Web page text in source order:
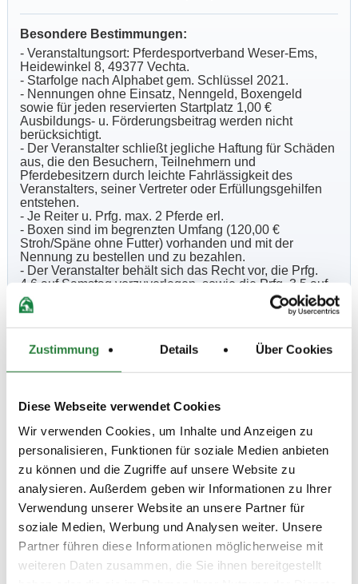
Zustimmung Details Über Cookies
Diese Webseite verwendet Cookies
Wir verwenden Cookies, um Inhalte und Anzeigen zu
personalisieren, Funktionen für soziale Medien anbieten
zu können und die Zugriffe auf unsere Website zu
analysieren. Außerdem geben wir Informationen zu Ihrer
Verwendung unserer Website an unsere Partner für
soziale Medien, Werbung und Analysen weiter. Unsere
Partner führen diese Informationen möglicherweise mit
weiteren Daten zusammen, die Sie ihnen bereitgestellt
Besondere Bestimmungen:
- Veranstaltungsort: Pferdesportverband Weser-Ems,
Heidewinkel 8, 49377 Vechta.
- Starfolge nach Alphabet gem. Schlüssel 2021.
- Nennungen ohne Einsatz, Nenngeld, Boxengeld
sowie für jeden reservierten Startplatz 1,00 €
Ausbildungs- u. Förderungsbeitrag werden nicht
berücksichtigt.
- Der Veranstalter schließt jegliche Haftung für Schäden
aus, die den Besuchern, Teilnehmern und
Pferdebesitzern durch leichte Fahrlässigkeit des
Veranstalters, seiner Vertreter oder Erfüllungsgehilfen
entstehen.
- Je Reiter u. Prfg. max. 2 Pferde erl.
- Boxen sind im begrenzten Umfang (120,00 €
Stroh/Späne ohne Futter) vorhanden und mit der
Nennung zu bestellen und zu bezahlen.
- Der Veranstalter behält sich das Recht vor, die Prfg.
4,6 auf Samstag vorzuverlegen, sowie die Prfg. 3,5 auf
Sonntag zu verlegen.
- Auf dieser Veranstaltung ist kein Hufschmied
eingeplant weder in ständiger Anwesenheit noch in
Die aktuell gültigen Corona Bedingungen werden
Freitag an einem Aufgabenreiten teilzunehmen. Die
darf nur ein Pferd reiten. Die Zeiten werden dann ggfs.
in der Zeiteinteilung angegeben.
Übernachtungsangebot
Übernachtungsangebot im neuen Gästehaus der
Landeslehrstätte möglich. Einzelzimmer 55 €/
Übernachtung, Doppelzimmer 75 €/Übernachtung inkl.
Frühstück u. Bettwäsche.
Weitere Informationen und Reservierung unter 04441-
91400 (Frau Sudeikat).
Carola Straube-Thiel, Dieter Schermann, Harry
Lorenz, Peter Mannheims, Wolfgang Schierloh